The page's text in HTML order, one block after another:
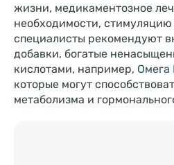
жизни, медикаментозное
необходимости,
специалисты рекомендуют
добавки, богатые
кислотами, например, Омега
которые могут
метаболизма и